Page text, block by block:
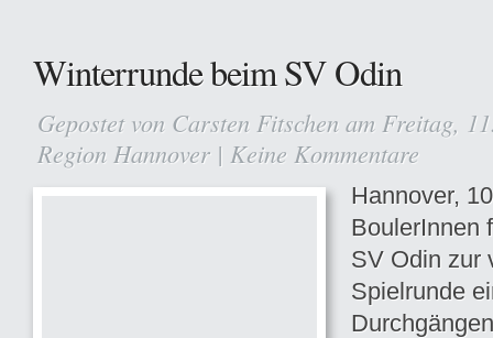
Winterrunde beim SV Odin
Gepostet von Carsten Fitschen am Freitag,
Region Hannover | Keine Kommentare
Hannover,
BoulerInnen
SV Odin zur
Spielrunde